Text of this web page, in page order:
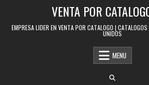
VENTA POR
EMPRESA LIDER EN VENTA POR CATALOGO |
UNIDOS
MENU